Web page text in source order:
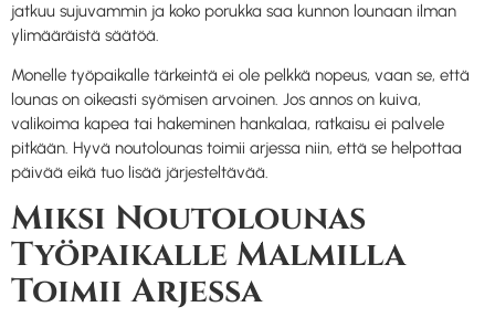
jatkuu sujuvammin ja koko porukka saa kunnon lounaan ilman
ylimääräistä säätöä.
Monelle työpaikalle tärkeintä ei ole pelkkä nopeus, vaan se, että
lounas on oikeasti syömisen arvoinen. Jos annos on kuiva,
valikoima kapea tai hakeminen hankalaa, ratkaisu ei palvele
pitkään. Hyvä noutolounas toimii arjessa niin, että se helpottaa
päivää eikä tuo lisää järjesteltävää.
Miksi Noutolounas
Työpaikalle Malmilla
Toimii Arjessa